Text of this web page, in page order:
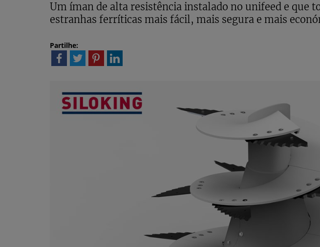
Um íman de alta resistência instalado no unifeed e que
estranhas ferríticas mais fácil, mais segura e mais
Partilhe: